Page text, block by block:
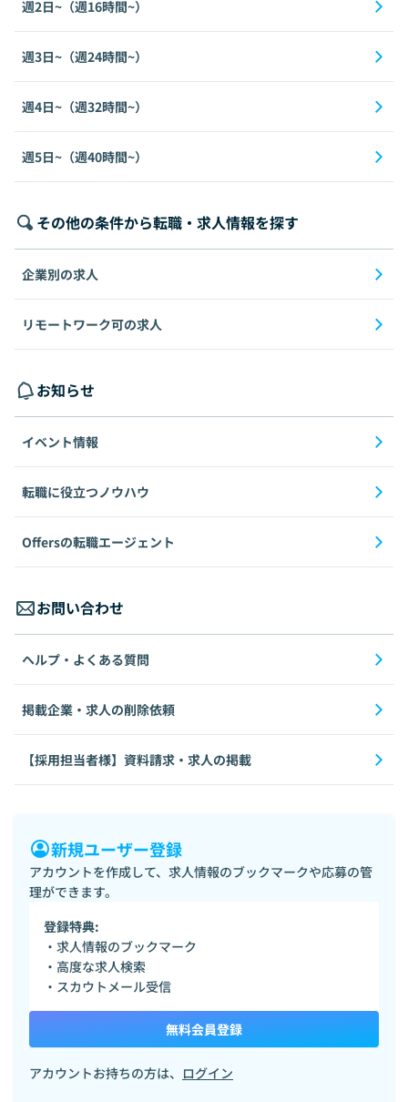
週2日~（週16時間~）
週3日~（週24時間~）
週4日~（週32時間~）
週5日~（週40時間~）
その他の条件から転職・求人情報を探す
企業別の求人
リモートワーク可の求人
お知らせ
イベント情報
転職に役立つノウハウ
Offersの転職エージェント
お問い合わせ
ヘルプ・よくある質問
掲載企業・求人の削除依頼
【採用担当者様】資料請求・求人の掲載
新規ユーザー登録
アカウントを作成して、求人情報のブックマークや応募の管
理ができます。
登録特典:
・求人情報のブックマーク
・高度な求人検索
・スカウトメール受信
無料会員登録
アカウントお持ちの方は、 ログイン